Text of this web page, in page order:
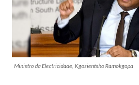
Ministro da Electricidade, Kgosientsho Ramokgopa